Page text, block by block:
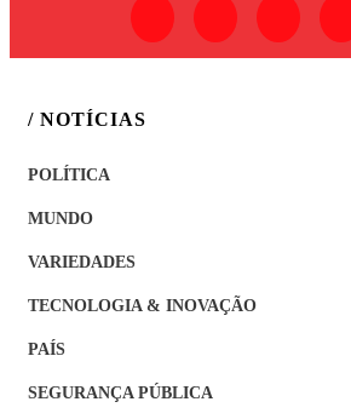
/ NOTÍCIAS
POLÍTICA
MUNDO
VARIEDADES
TECNOLOGIA & INOVAÇÃO
PAÍS
SEGURANÇA PÚBLICA